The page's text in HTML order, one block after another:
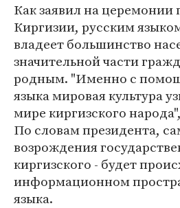
Как заявил на церемонии
Киргизии, русским
владеет большинство
значительной части
родным. "Именно с
языка мировая культура
мире киргизского
По словам президента,
возрождения
киргизского - будет
информационном
языка.